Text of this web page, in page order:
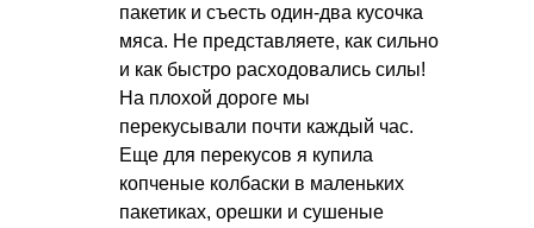
пакетик и съесть один-два кусочка
мяса. Не представляете, как сильно
и как быстро расходовались силы!
На плохой дороге мы
перекусывали почти каждый час.
Еще для перекусов я купила
копченые колбаски в маленьких
пакетиках, орешки и сушеные